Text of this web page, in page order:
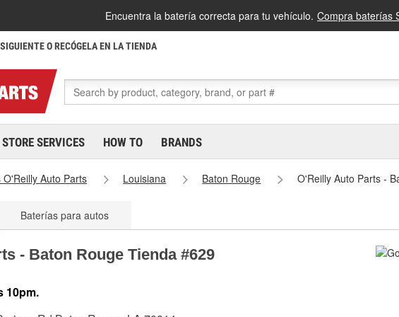
Encuentra la batería correcta para tu vehículo. Compra baterías
O RECÓGELA EN LA TIENDA
STORE SERVICES HOW TO BRANDS
Auto Parts Louisiana Baton Rouge O'Reilly Auto Parts -
Baterías para autos
- Baton Rouge Tienda #629
10pm.